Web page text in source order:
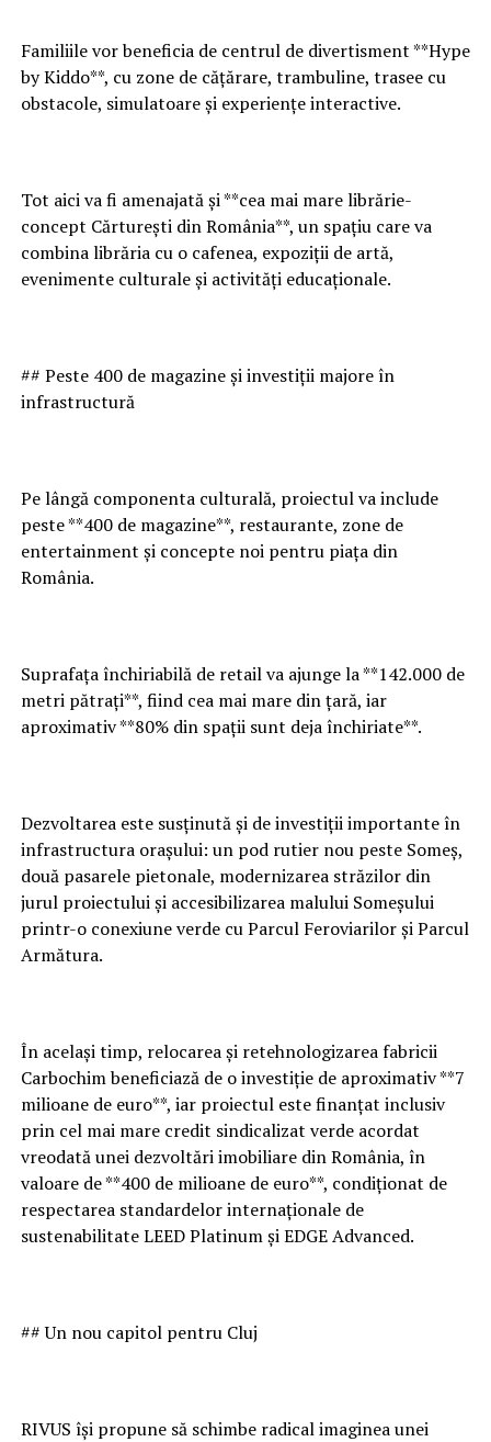
Familiile vor beneficia de centrul de divertisment **Hype
by Kiddo**, cu zone de cățărare, trambuline, trasee cu
obstacole, simulatoare și experiențe interactive.
Tot aici va fi amenajată și **cea mai mare librărie-
concept Cărturești din România**, un spațiu care va
combina librăria cu o cafenea, expoziții de artă,
evenimente culturale și activități educaționale.
## Peste 400 de magazine și investiții majore în
infrastructură
Pe lângă componenta culturală, proiectul va include
peste **400 de magazine**, restaurante, zone de
entertainment și concepte noi pentru piața din
România.
Suprafața închiriabilă de retail va ajunge la **142.000 de
metri pătrați**, fiind cea mai mare din țară, iar
aproximativ **80% din spații sunt deja închiriate**.
Dezvoltarea este susținută și de investiții importante în
infrastructura orașului: un pod rutier nou peste Someș,
două pasarele pietonale, modernizarea străzilor din
jurul proiectului și accesibilizarea malului Someșului
printr-o conexiune verde cu Parcul Feroviarilor și Parcul
Armătura.
În același timp, relocarea și retehnologizarea fabricii
Carbochim beneficiază de o investiție de aproximativ **7
milioane de euro**, iar proiectul este finanțat inclusiv
prin cel mai mare credit sindicalizat verde acordat
vreodată unei dezvoltări imobiliare din România, în
valoare de **400 de milioane de euro**, condiționat de
respectarea standardelor internaționale de
sustenabilitate LEED Platinum și EDGE Advanced.
## Un nou capitol pentru Cluj
RIVUS își propune să schimbe radical imaginea unei